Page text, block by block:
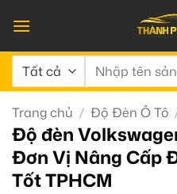
qua
nội
dung
Tìm
Trang chủ / Độ Đèn Ô Tô
Độ đèn
Đơn Vị Nâng Cấp
Tốt TPHCM